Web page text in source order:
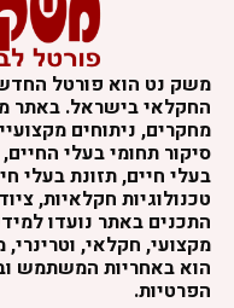
משק נט הוא פורטל
החקלאי בישראל. באתר
מחקרים, ניתוחים
סיקור תחומי בעלי
בעלי חיים, תזונת בעלי
טכנולוגיות חקלאיות,
התכנים באתר נועדו
מקצועי, חקלאי,
הוא באחריות המשתמש
הפרטיות.